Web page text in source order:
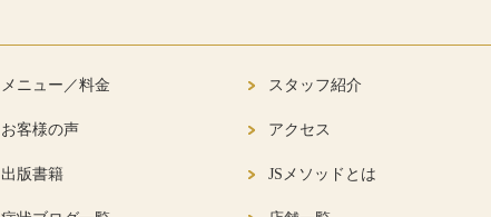
メニュー／料金 スタッフ紹介
お客様の声 アクセス
出版書籍 JSメソッドとは